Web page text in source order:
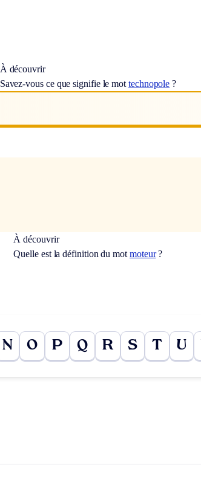
À découvrir
Savez-vous ce que signifie le mot technopole ?
À découvrir
Quelle est la définition du mot moteur?
N O P Q R S T U